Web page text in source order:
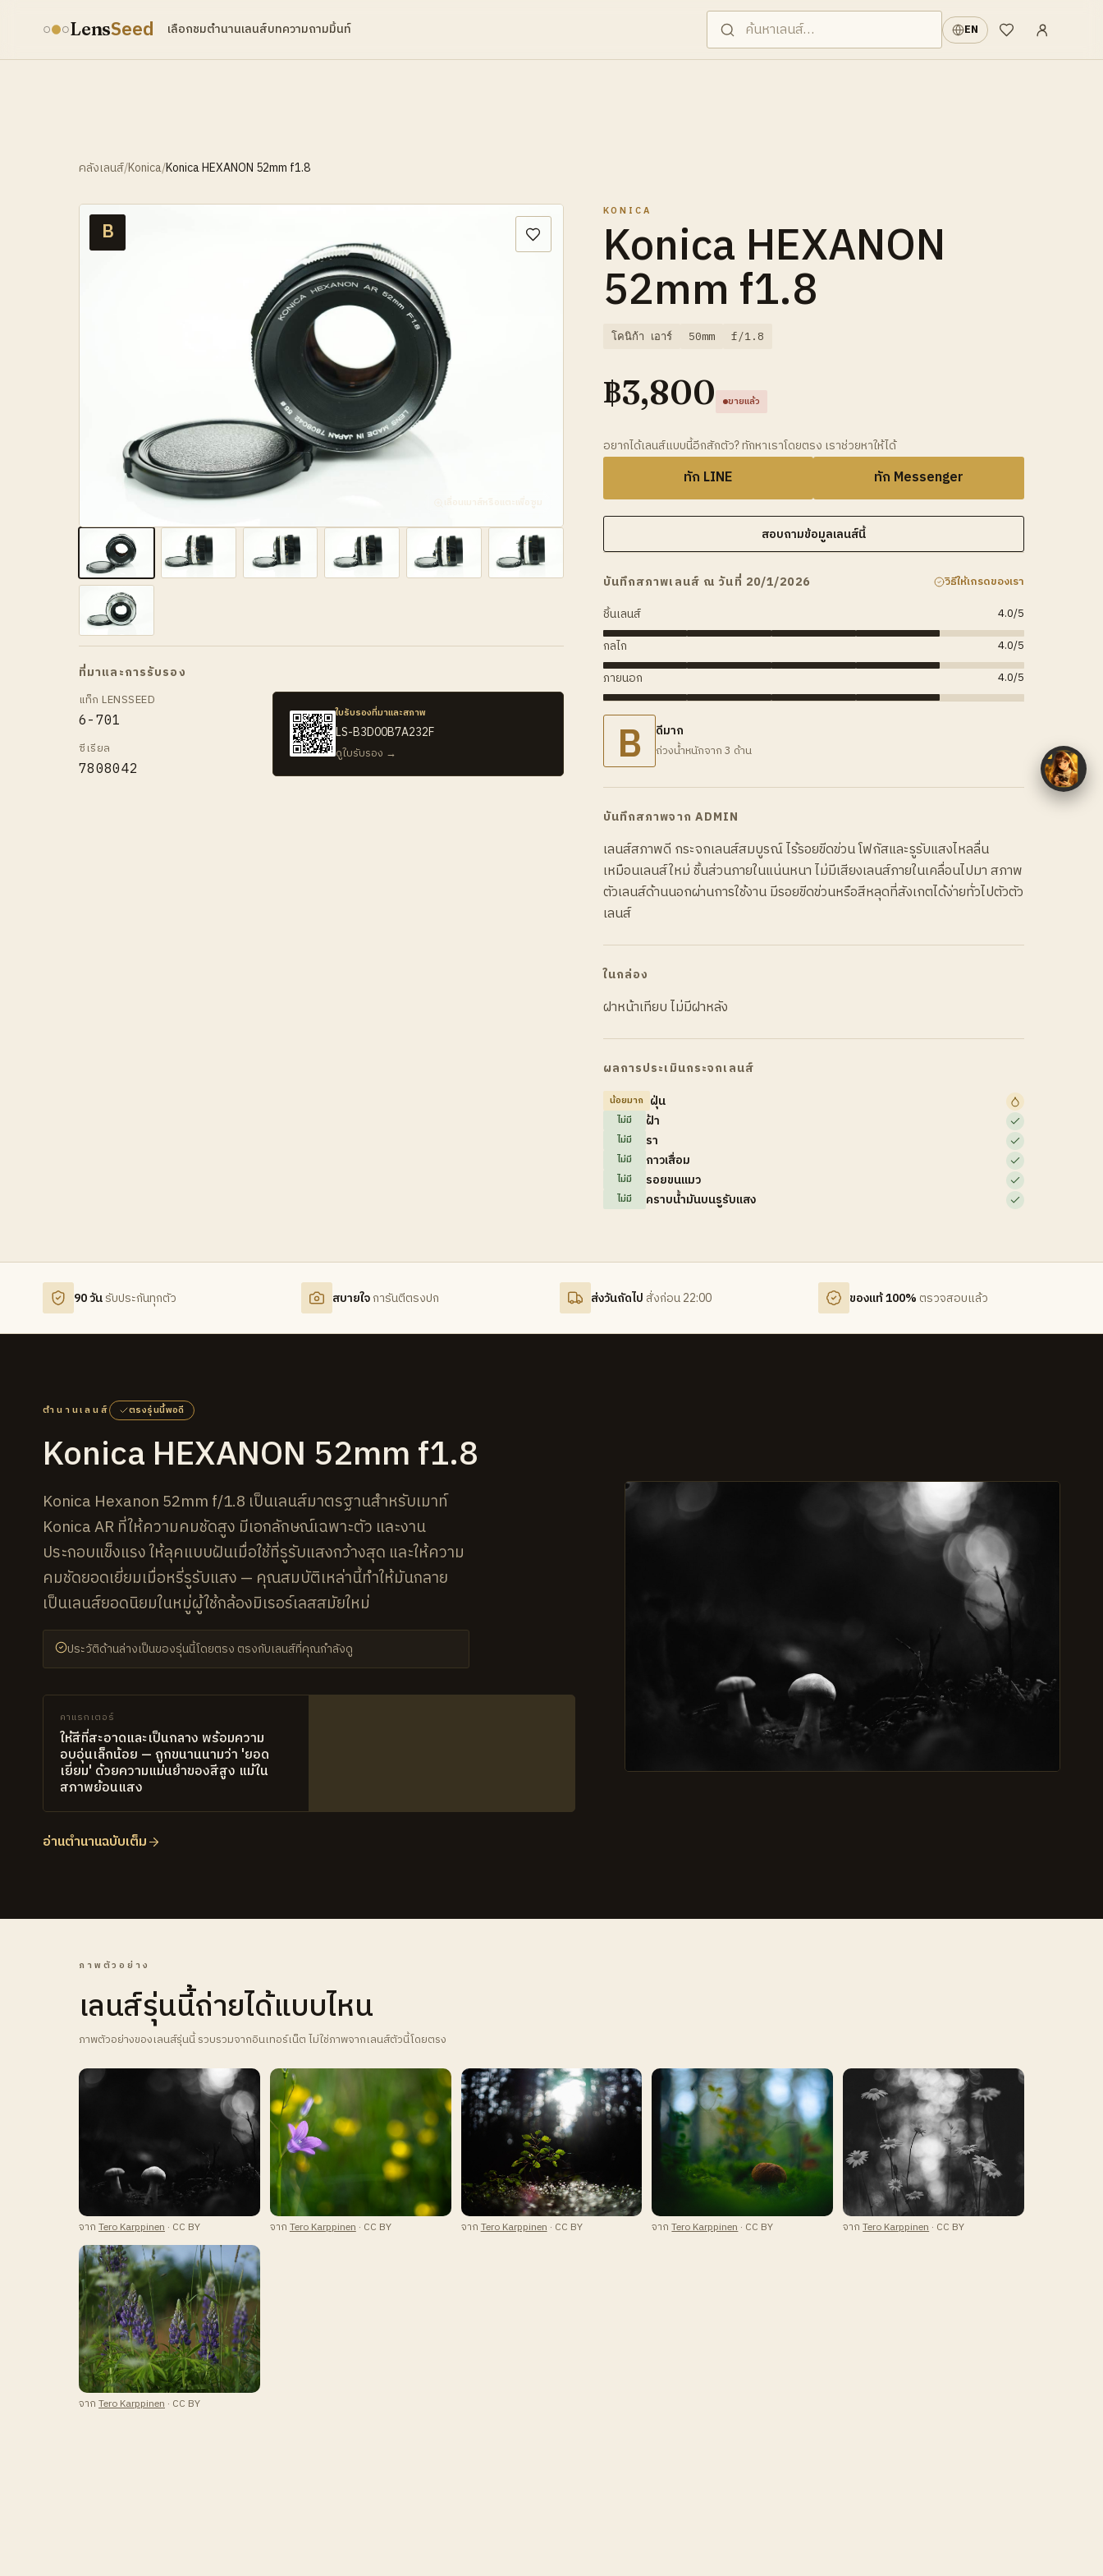
LensSeed เลือกชมตำนานเลนส์บทความถามมิ้นท์ EN รายการที่อยากได้
เข้าสู่ระบบ
คลังเลนส์/Konica/Konica HEXANON 52mm f1.8
B
เลื่อนเมาส์หรือแตะเพื่อซูม
ที่มาและการรับรอง
แท็ก LENSSEED
6-701
ซีเรียล
7808042
ใบรับรองที่มาและสภาพ
LS-B3D00B7A232F
ดูใบรับรอง →
KONICA
Konica HEXANON
52mm f1.8
โคนิก้า เอาร์ 50mm f/1.8
฿3,800 ขายแล้ว
อยากได้เลนส์แบบนี้อีกสักตัว? ทักหาเราโดยตรง เราช่วยหาให้ได้
ทัก LINE ทัก Messenger
สอบถามข้อมูลเลนส์นี้
บันทึกสภาพเลนส์ ณ วันที่ 20/1/2026 วิธีให้เกรดของเรา
ชิ้นเลนส์ 4.0/5
กลไก 4.0/5
ภายนอก 4.0/5
B ดีมาก
ถ่วงน้ำหนักจาก 3 ด้าน
บันทึกสภาพจาก ADMIN
เลนส์สภาพดี กระจกเลนส์สมบูรณ์ ไร้รอยขีดข่วน โฟกัสและรูรับแสงไหลลื่น
เหมือนเลนส์ใหม่ ชิ้นส่วนภายในแน่นหนา ไม่มีเสียงเลนส์ภายในเคลื่อนไปมา สภาพ
ตัวเลนส์ด้านนอกผ่านการใช้งาน มีรอยขีดข่วนหรือสีหลุดที่สังเกตได้ง่ายทั่วไปตัวตัว
เลนส์
ในกล่อง
ฝาหน้าเทียบ ไม่มีฝาหลัง
ผลการประเมินกระจกเลนส์
น้อยมาก ฝุ่น
ไม่มี ฝ้า
ไม่มี รา
ไม่มี กาวเสื่อม
ไม่มี รอยขนแมว
ไม่มี คราบน้ำมันบนรูรับแสง
90 วันรับประกันทุกตัว สบายใจการันตีตรงปก ส่งวันถัดไป สั่งก่อน 22:00 ของแท้ 100% ตรวจสอบแล้ว
ตำนานเลนส์ ตรงรุ่นนี้พอดี
Konica HEXANON 52mm f1.8
Konica Hexanon 52mm f/1.8 เป็นเลนส์มาตรฐานสำหรับเมาท์
Konica AR ที่ให้ความคมชัดสูง มีเอกลักษณ์เฉพาะตัว และงาน
ประกอบแข็งแรง ให้ลุคแบบฝันเมื่อใช้ที่รูรับแสงกว้างสุด และให้ความ
คมชัดยอดเยี่ยมเมื่อหรี่รูรับแสง — คุณสมบัติเหล่านี้ทำให้มันกลาย
เป็นเลนส์ยอดนิยมในหมู่ผู้ใช้กล้องมิเรอร์เลสสมัยใหม่
ประวัติด้านล่างเป็นของรุ่นนี้โดยตรง ตรงกับเลนส์ที่คุณกำลังดู
คาแรกเตอร์
ให้สีที่สะอาดและเป็นกลาง พร้อมความ
อบอุ่นเล็กน้อย — ถูกขนานนามว่า 'ยอด
เยี่ยม' ด้วยความแม่นยำของสีสูง แม้ใน
สภาพย้อนแสง
อ่านตำนานฉบับเต็ม
ภาพตัวอย่าง
เลนส์รุ่นนี้ถ่ายได้แบบไหน
ภาพตัวอย่างของเลนส์รุ่นนี้ รวบรวมจากอินเทอร์เน็ต ไม่ใช่ภาพจากเลนส์ตัวนี้โดยตรง
จาก Tero Karppinen · CC BY จากTero Karppinen· CC BY จากTero Karppinen· CC BY จาก Tero Karppinen· CC BY จาก Tero Karppinen· CC BY
จาก Tero Karppinen · CC BY